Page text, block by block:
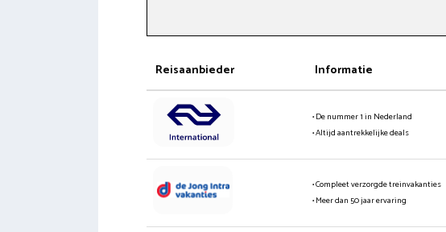
Reisaanbieder Informatie
• De nummer 1 in Nederland
• Altijd aantrekkelijke deals
• Compleet verzorgde treinvakanties
• Meer dan 50 jaar ervaring